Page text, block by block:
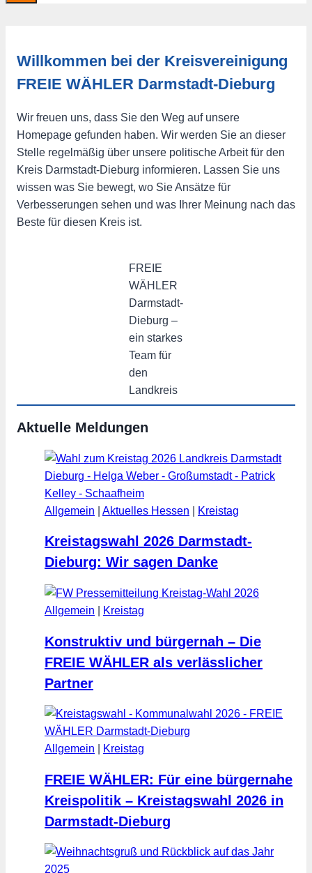
Willkommen bei der Kreisvereinigung
FREIE WÄHLER Darmstadt-Dieburg
Wir freuen uns, dass Sie den Weg auf unsere
Homepage gefunden haben. Wir werden Sie an dieser
Stelle regelmäßig über unsere politische Arbeit für den
Kreis Darmstadt-Dieburg informieren. Lassen Sie uns
wissen was Sie bewegt, wo Sie Ansätze für
Verbesserungen sehen und was Ihrer Meinung nach das
Beste für diesen Kreis ist.
FREIE
WÄHLER
Darmstadt-
Dieburg –
ein starkes
Team für
den
Landkreis
Aktuelle Meldungen
Allgemein Aktuelles Hessen Kreistag
Kreistagswahl 2026 Darmstadt-
Dieburg: Wir sagen Danke
Allgemein Kreistag
Konstruktiv und bürgernah – Die
FREIE WÄHLER als verlässlicher
Partner
Allgemein Kreistag
FREIE WÄHLER: Für eine bürgernahe
Kreispolitik – Kreistagswahl 2026 in
Darmstadt-Dieburg